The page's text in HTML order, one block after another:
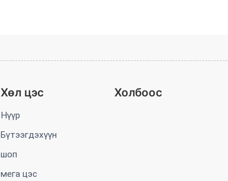
Хөл цэс
Нүүр
Бүтээгдэхүүн
шоп
мега цэс
Холбоос